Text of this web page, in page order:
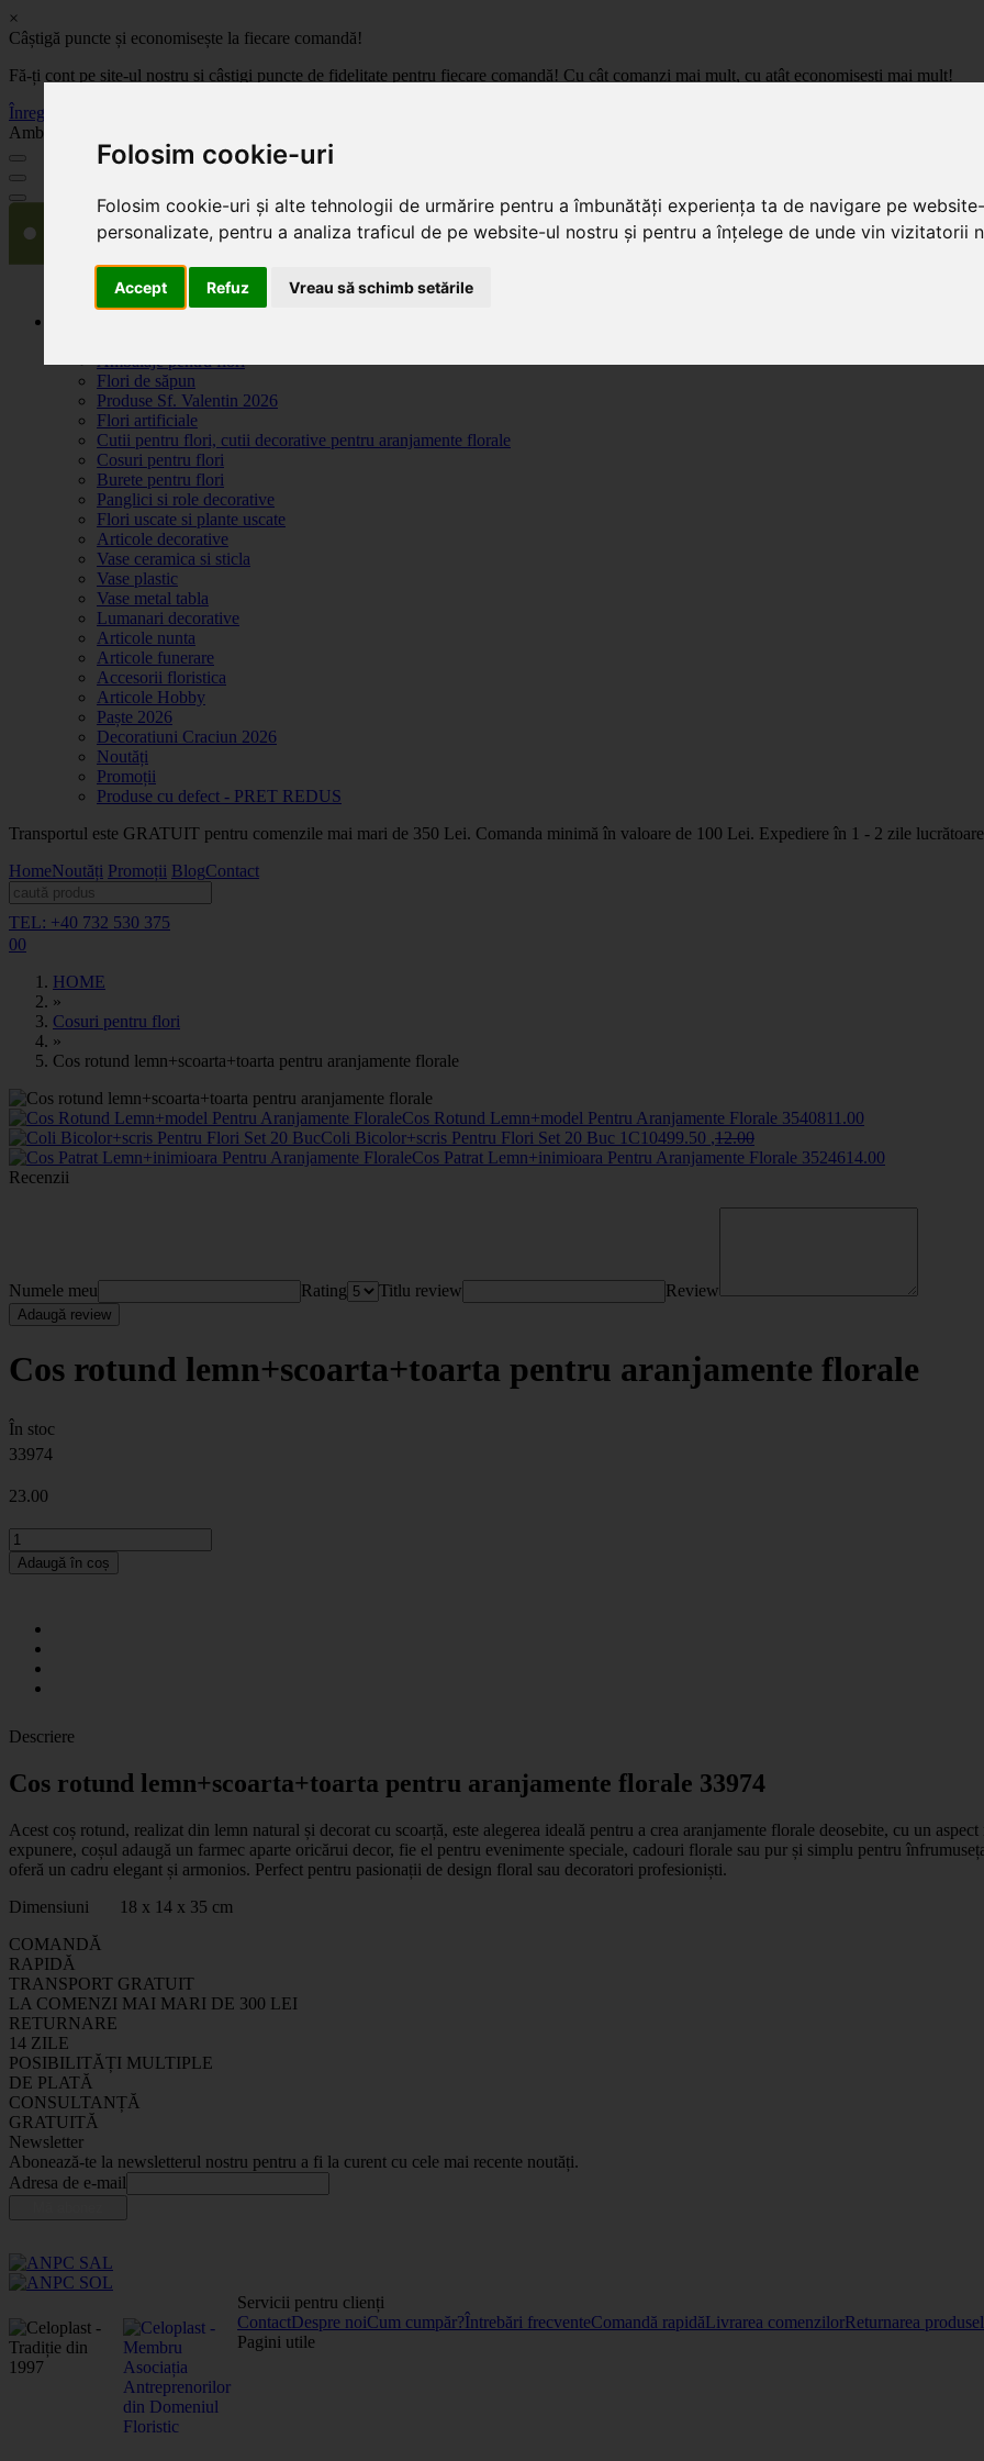
Folosim cookie-uri
Folosim cookie-uri și alte tehnologii de urmărire pentru a îmbunătăți experiența ta de navigare pe
personalizate, pentru a analiza traficul de pe website-ul nostru și pentru a înțelege de unde vin vizitatorii
Accept Refuz Vreau să schimb setările
×
Câștigă puncte și economisește la fiecare comandă!
Fă-ți cont pe site-ul nostru și câștigi puncte de fidelitate pentru fiecare comandă! Cu cât comanzi mai mult, cu atât economisești mai mult!
Înregistrează-te acum
Ambalaje, decoratiuni si accesorii pentru flori. Produse de calitate la pret de importator, cu livrare in toata Romania.
Ambalaje pentru flori
Flori de săpun
Produse Sf. Valentin 2026
Flori artificiale
Cutii pentru flori, cutii decorative pentru aranjamente florale
Cosuri pentru flori
Burete pentru flori
Panglici si role decorative
Flori uscate si plante uscate
Articole decorative
Vase ceramica si sticla
Vase plastic
Vase metal tabla
Lumanari decorative
Articole nunta
Articole funerare
Accesorii floristica
Articole Hobby
Paște 2026
Decoratiuni Craciun 2026
Noutăți
Promoții
Produse cu defect - PRET REDUS
Transportul este GRATUIT pentru comenzile mai mari de 350 Lei. Comanda minimă în valoare de 100 Lei. Expediere în 1 - 2 zile
HomeNoutăți Promoții BlogContact
TEL: +40 732 530 375
00
HOME
»
Cosuri pentru flori
»
Cos rotund lemn+scoarta+toarta pentru aranjamente florale
Cos Rotund Lemn+model Pentru Aranjamente Florale 3540811 .00
Coli Bicolor+scris Pentru Flori Set 20 Buc 1C10499.50 ,12.00
Cos Patrat Lemn+inimioara Pentru Aranjamente Florale 3524614.00
Recenzii
Numele meu Rating Titlu review Review
Adaugă review
Cos rotund lemn+scoarta+toarta pentru aranjamente florale
În stoc
33974
23.00
Adaugă în coș
Descriere
Cos rotund lemn+scoarta+toarta pentru aranjamente florale 33974
Acest coș rotund, realizat din lemn natural și decorat cu scoarță, este alegerea ideală pentru a crea aranjamente florale deosebite, cu un
expunere, coșul adaugă un farmec aparte oricărui decor, fie el pentru evenimente speciale, cadouri florale sau pur și simplu pentru
oferă un cadru elegant și armonios. Perfect pentru pasionații de design floral sau decoratori profesioniști.
Dimensiuni 18 x 14 x 35 cm
COMANDĂ
RAPIDĂ
TRANSPORT GRATUIT
LA COMENZI MAI MARI DE 300 LEI
RETURNARE
14 ZILE
POSIBILITĂȚI MULTIPLE
DE PLATĂ
CONSULTANȚĂ
GRATUITĂ
Newsletter
Abonează-te la newsletterul nostru pentru a fi la curent cu cele mai recente noutăți.
Adresa de e-mail
Servicii pentru clienți
ContactDespre noiCum cumpăr?Întrebări frecventeComandă rapidăLivrarea comenzilorReturnarea
Pagini utile